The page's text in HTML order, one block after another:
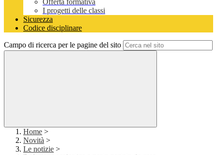
Offerta formativa
I progetti delle classi
Sicurezza
Codice disciplinare
Campo di ricerca per le pagine del sito
Home >
Novità >
Le notizie >